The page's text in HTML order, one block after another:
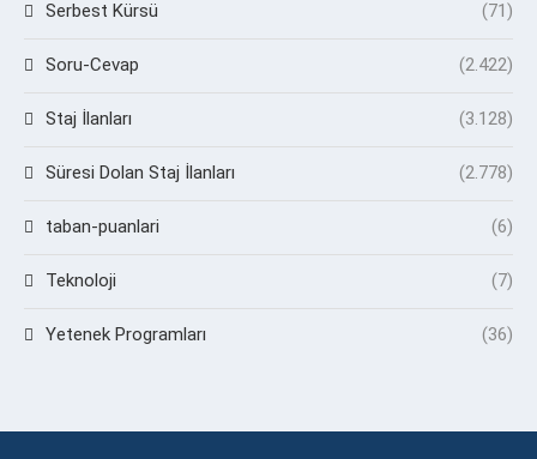
Serbest Kürsü (71)
Soru-Cevap (2.422)
Staj İlanları (3.128)
Süresi Dolan Staj İlanları (2.778)
taban-puanlari (6)
Teknoloji (7)
Yetenek Programları (36)